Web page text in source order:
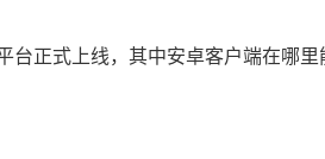
台正式上线，其中安卓客户端在哪